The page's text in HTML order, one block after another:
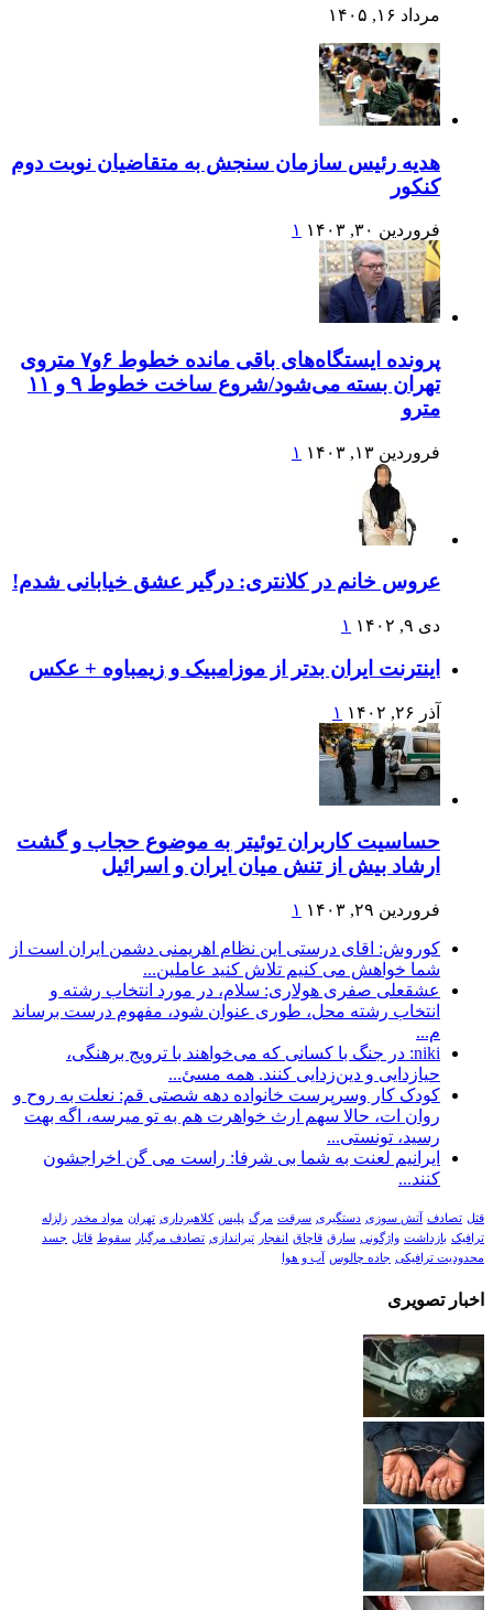
مرداد ۱۶, ۱۴۰۵
هدیه رئیس سازمان سنجش به متقاضیان نوبت دوم
کنکور
فروردین ۳۰, ۱۴۰۳ ۱
پرونده ایستگاه‌های باقی مانده خطوط ۶و۷ متروی
تهران بسته می‌شود/شروع ساخت خطوط ۹ و ۱۱
مترو
فروردین ۱۳, ۱۴۰۳ ۱
عروس خانم در کلانتری: درگیر عشق خیابانی شدم!
دی ۹, ۱۴۰۲ ۱
اینترنت ایران بدتر از موزامبیک و زیمباوه + عکس
آذر ۲۶, ۱۴۰۲ ۱
حساسیت کاربران توئیتر به موضوع حجاب و گشت
ارشاد بیش از تنش میان ایران و اسرائیل
فروردین ۲۹, ۱۴۰۳ ۱
کوروش: اقای درستی این نظام اهریمنی دشمن ایران است از
شما خواهش می کنیم تلاش کنید عاملین...
عشقعلی صفری هولاری: سلام، در مورد انتخاب رشته و
انتخاب رشته محل، طوری عنوان شود، مفهوم درست برساند
م...
niki: در جنگ با کسانی که می‌خواهند با ترویج برهنگی،
حیازدایی و دین‌زدایی کنند. همه مسئ...
کودک کار وسرپرست خانواده دهه شصتی قم: نعلت به روح و
روان ات، حالا سهم ارث خواهرت هم به تو میرسه، اگه بهت
رسید، تونستی...
ایرانیم لعنت به شما بی شرفا: راست می گن اخراجشون
کنند...
قتل تصادف آتش سوزی دستگیری سرقت مرگ پلیس کلاهبرداری تهران مواد مخدر
زلزله
ترافیک بازداشت واژگونی سارق قاچاق انفجار تیراندازی تصادف مرگبار سقوط قاتل جسد
محدودیت ترافیکی جاده چالوس آب و هوا
اخبار تصویری